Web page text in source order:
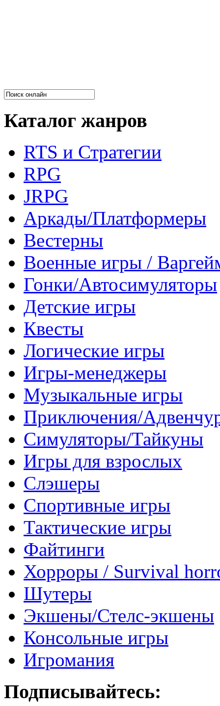
Каталог жанров
RTS и Стратегии
RPG
JRPG
Аркады/Платформеры
Вестерны
Военные игры /
Гонки/Автосимуляторы
Детские игры
Квесты
Логические игры
Игры-менеджеры
Музыкальные игры
Приключения/
Симуляторы/Тайкуны
Игры для взрослых
Слэшеры
Спортивные игры
Тактические игры
Файтинги
Хорроры / Survival
Шутеры
Экшены/Стелс-экшены
Консольные игры
Игромания
Подписывайтесь: